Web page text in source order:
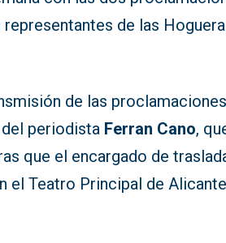
de las
de las
periodista Ferran Cano,
que el encargado de
el Teatro Principal de